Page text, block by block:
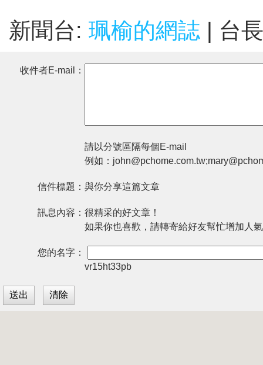
新聞台: 珮榆的網誌 | 台
收件者E-mail：
請以分號區隔每個E-mail
例如：
信件標題： 與你分享這篇文章
訊息內容： 很精采的好文章！
如果你也喜歡，請轉寄給好友幫忙增加人
您的名字：
vr15ht33pb